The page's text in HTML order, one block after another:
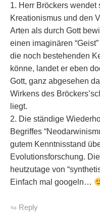
1. Herr Bröckers wendet
Kreationismus und den
Arten als durch Gott
einen imaginären
die noch bestehenden
könne, landet er eben
Gott, ganz abgesehen
Wirkens des
liegt.
2. Die ständige
Begriffes
gutem Kenntnisstand
Evolutionsforschung.
heutzutage von
Einfach mal googeln…
Reply